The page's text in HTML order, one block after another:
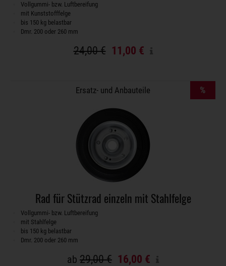
Vollgummi- bzw. Luftbereifung
mit Kunststofffelge
bis 150 kg belastbar
Dmr. 200 oder 260 mm
24,00 € 11,00 €
Ersatz- und Anbauteile %
Rad für Stützrad einzeln mit Stahlfelge
Vollgummi- bzw. Luftbereifung
mit Stahlfelge
bis 150 kg belastbar
Dmr. 200 oder 260 mm
ab 29,00 € 16,00 €